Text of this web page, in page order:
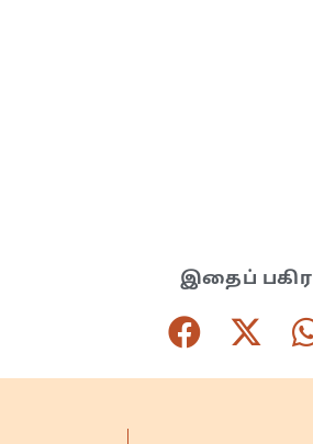
இதைப் பகிர